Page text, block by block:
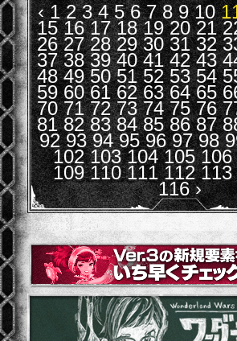
‹ 1 2 3 4 5 6 7 8 9 10
15 16 17 18 19 20 21
26 27 28 29 30 31 32
37 38 39 40 41 42 43
48 49 50 51 52 53 54
59 60 61 62 63 64 65
70 71 72 73 74 75 76
81 82 83 84 85 86 87
92 93 94 95 96 97 98
102 103 104 105 106
109 110 111 112 113
116 ›